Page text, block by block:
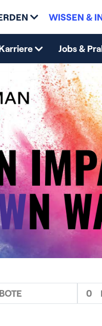
WISSEN &
Jobs &
0